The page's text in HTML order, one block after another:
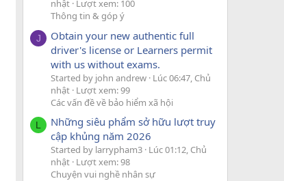
nhật Lượt xem: 100
Thông tin & góp ý
J
Obtain your new authentic full
driver's license or Learners permit
with us without exams.
Started by john andrew Lúc 06:47, Chủ
nhật Lượt xem: 99
Các vấn đề về bảo hiểm xã hội
L
Những siêu phẩm sở hữu lượt truy
cập khủng năm 2026
Started by larrypham3 Lúc 01:12, Chủ
nhật Lượt xem: 98
Chuyện vui nghề nhân sự